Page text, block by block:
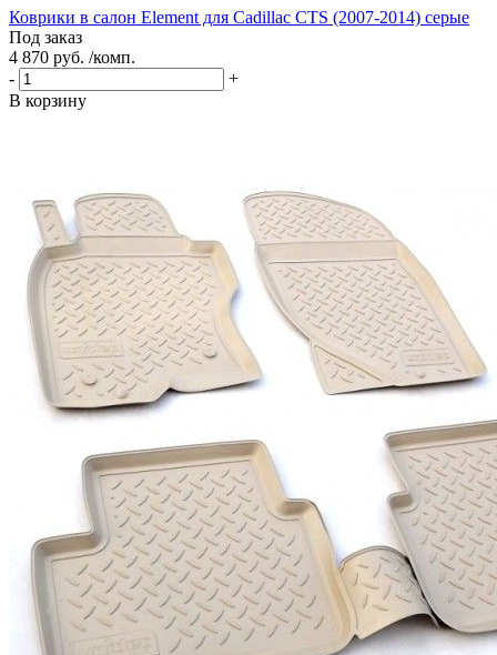
Коврики в салон Element для Cadillac CTS (2007-2014) серые
Под заказ
4 870 руб. /комп.
-
+
В корзину